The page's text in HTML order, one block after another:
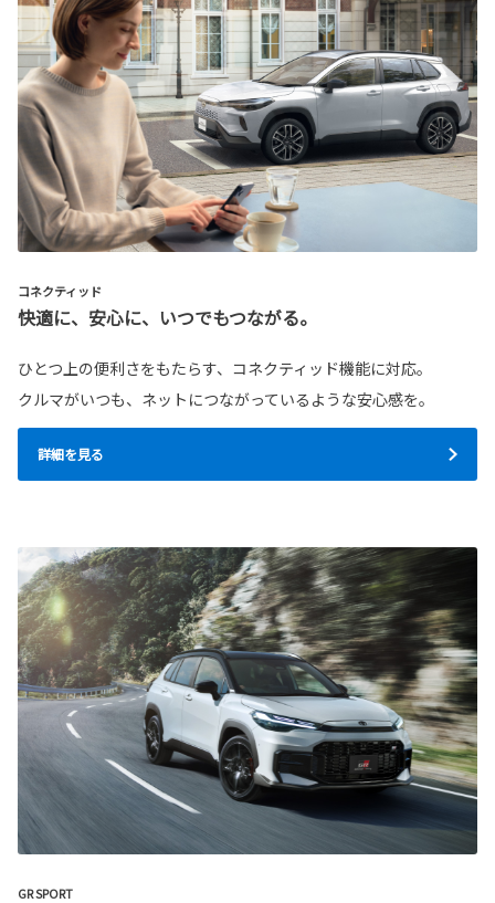
コネクティッド
快適に、安心に、いつでもつながる。
ひとつ上の便利さをもたらす、コネクティッド機能に対応。
クルマがいつも、ネットにつながっているような安心感を。
詳細を見る
GR SPORT